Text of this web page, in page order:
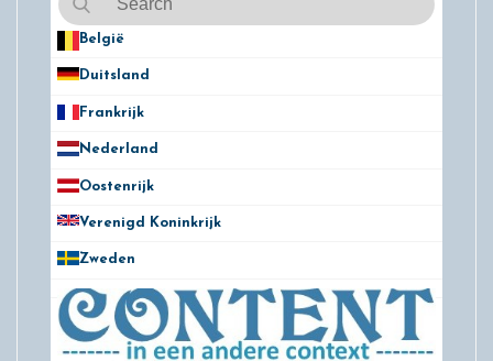
België
Duitsland
Frankrijk
Nederland
Oostenrijk
Verenigd Koninkrijk
Zweden